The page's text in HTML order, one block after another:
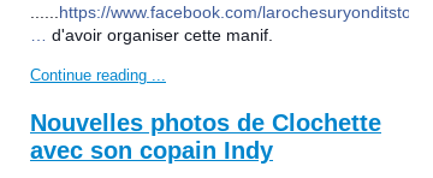
https://www.facebook.com/
d'avoir organiser cette manif.
Continue reading ...
Nouvelles photos de Clochette
avec son copain Indy